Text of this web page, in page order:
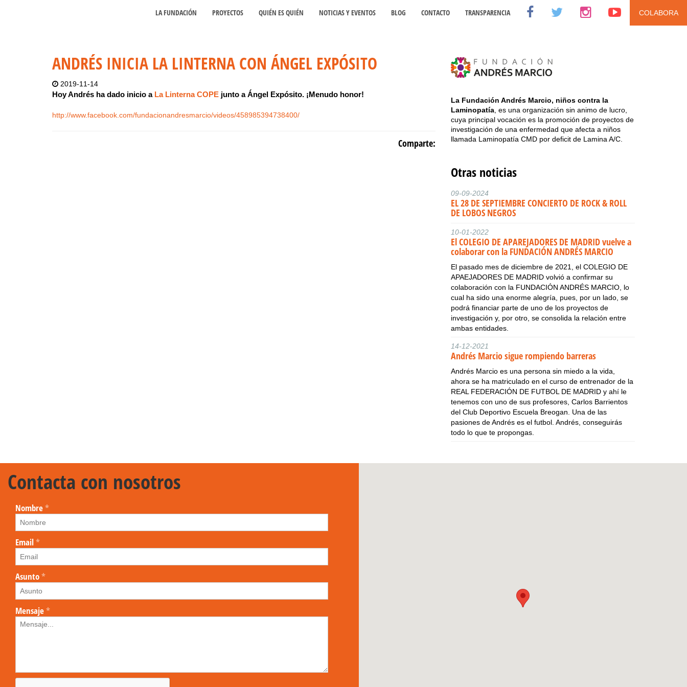
LA FUNDACIÓN PROYECTOS QUIÉN ES QUIÉN NOTICIAS Y EVENTOS BLOG CONTACTO TRANSPARENCIA COLABORA
ANDRÉS INICIA LA LINTERNA CON ÁNGEL EXPÓSITO
2019-11-14
Hoy Andrés ha dado inicio a La Linterna COPE junto a Ángel Expósito. ¡Menudo honor!
http://www.facebook.com/fundacionandresmarcio/videos/458985394738400/
Comparte:
La Fundación Andrés Marcio, niños contra la
Laminopatía , es una organización sin animo de lucro,
cuya principal vocación es la promoción de proyectos de
investigación de una enfermedad que afecta a niños
llamada Laminopatía CMD por deficit de Lamina A/C.
Otras noticias
09-09-2024
EL 28 DE SEPTIEMBRE CONCIERTO DE ROCK & ROLL
DE LOBOS NEGROS
10-01-2022
El COLEGIO DE APAREJADORES DE MADRID vuelve a
colaborar con la FUNDACIÓN ANDRÉS MARCIO
El pasado mes de diciembre de 2021, el COLEGIO DE
APAEJADORES DE MADRID volvió a confirmar su
colaboración con la FUNDACIÓN ANDRÉS MARCIO, lo
cual ha sido una enorme alegría, pues, por un lado, se
podrá financiar parte de uno de los proyectos de
investigación y, por otro, se consolida la relación entre
ambas entidades.
14-12-2021
Andrés Marcio sigue rompiendo barreras
Andrés Marcio es una persona sin miedo a la vida,
ahora se ha matriculado en el curso de entrenador de la
REAL FEDERACIÓN DE FUTBOL DE MADRID y ahí le
tenemos con uno de sus profesores, Carlos Barrientos
del Club Deportivo Escuela Breogan. Una de las
pasiones de Andrés es el futbol. Andrés, conseguirás
todo lo que te propongas.
Contacta con nosotros
Nombre*
Email*
Asunto*
Mensaje*